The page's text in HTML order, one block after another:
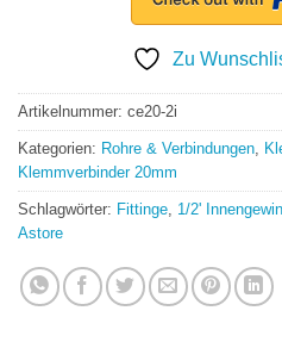
Zu
Artikelnummer: ce20-2i
Kategorien: Rohre & Verbindungen,
Klemmverbinder 20mm
Schlagwörter: Fittinge, 1/2'
Astore